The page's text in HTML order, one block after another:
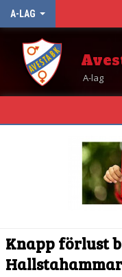
A-LAG
A-lag
MATCHER
Knapp förlust
Hallstahammar